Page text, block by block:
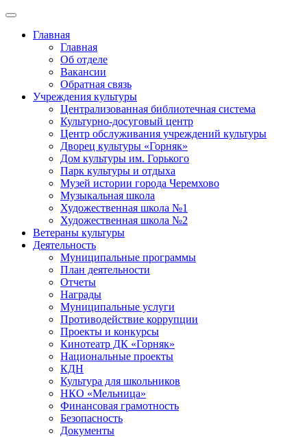
Главная
Главная
Об отделе
Вакансии
Обратная связь
Учреждения культуры
Централизованная библиотечная система
Культурно-досуговый центр
Центр обслуживания учреждений культуры
Дворец культуры «Горняк»
Дом культуры им. Горького
Парк культуры и отдыха
Музей истории города Черемхово
Музыкальная школа
Художественная школа №1
Художественная школа №2
Ветераны культуры
Деятельность
Муниципальные программы
План деятельности
Отчеты
Награды
Муниципальные услуги
Противодействие коррупции
Проекты и конкурсы
Кинотеатр ДК «Горняк»
Национальные проекты
КДН
Культура для школьников
НКО «Мельница»
Финансовая грамотность
Безопасность
Документы